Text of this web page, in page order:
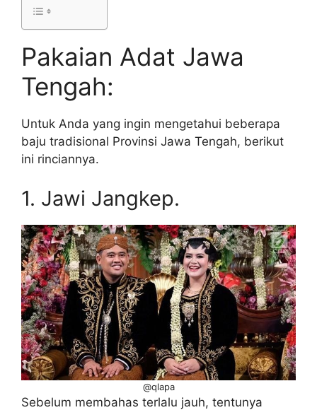
Pakaian Adat Jawa
Tengah:
Untuk Anda yang ingin mengetahui beberapa
baju tradisional Provinsi Jawa Tengah, berikut
ini rinciannya.
1. Jawi Jangkep.
@qlapa
Sebelum membahas terlalu jauh, tentunya